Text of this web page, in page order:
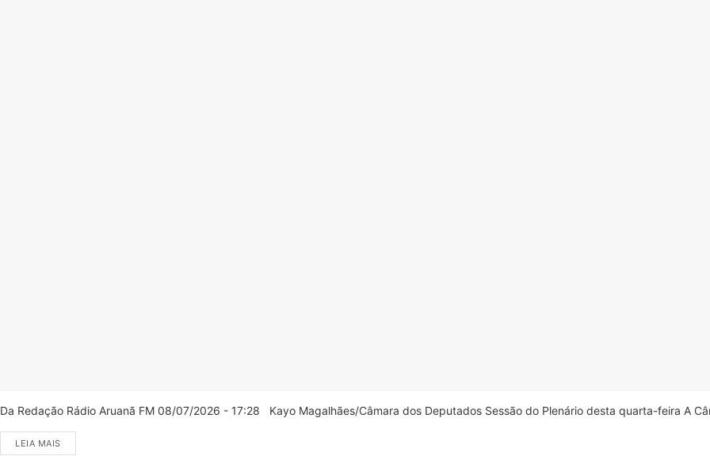
Da Redação Rádio Aruanã FM 08/07/2026 - 17:28 Kayo Magalhães/Câmara dos Deputados Sessão do Plenário desta quarta-feira A
LEIA MAIS